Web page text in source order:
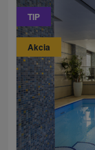
TIP
Akcia